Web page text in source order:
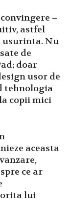
–
astfel
usurinta. Nu
de
doar
usor de
tehnologia
copii mici
aceasta
ce ar
lui